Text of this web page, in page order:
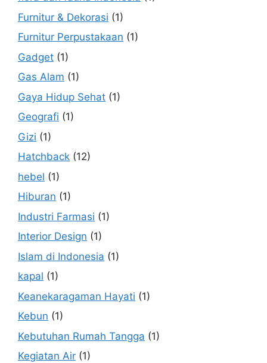
Furnitur & Dekorasi (1)
Furnitur Perpustakaan (1)
Gadget (1)
Gas Alam (1)
Gaya Hidup Sehat (1)
Geografi (1)
Gizi (1)
Hatchback (12)
hebel (1)
Hiburan (1)
Industri Farmasi (1)
Interior Design (1)
Islam di Indonesia (1)
kapal (1)
Keanekaragaman Hayati (1)
Kebun (1)
Kebutuhan Rumah Tangga (1)
Kegiatan Air (1)